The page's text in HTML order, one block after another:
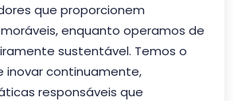
que proporcionem
enquanto operamos de
sustentável. Temos o
inovar continuamente,
responsáveis que